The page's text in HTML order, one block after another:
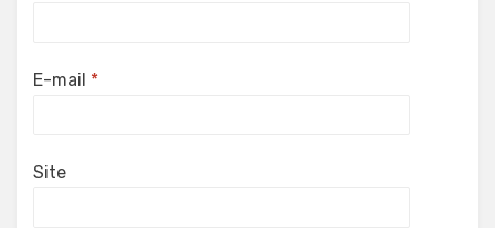
E-mail *
Site